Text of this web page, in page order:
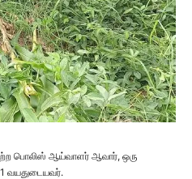
பொலிஸ் ஆய்வாளர் ஆவார், ஒரு
வயதுடையவர்.